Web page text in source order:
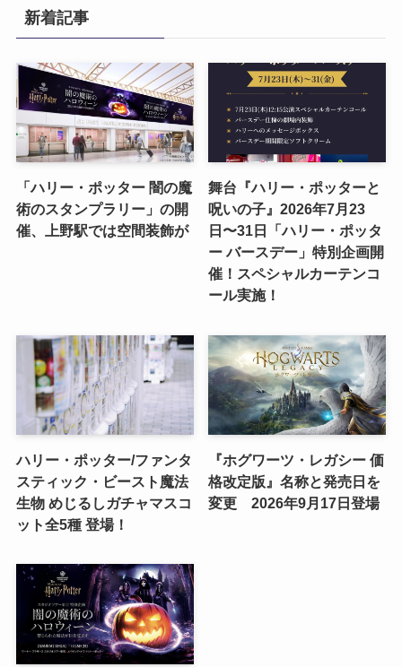
新着記事
「ハリー・ポッター 闇の魔
術のスタンプラリー」の開
催、上野駅では空間装飾が
舞台『ハリー・ポッターと
呪いの子』2026年7月23
日〜31日「ハリー・ポッタ
ー バースデー」特別企画開
催！スペシャルカーテンコ
ール実施！
ハリー・ポッター/ファンタ
スティック・ビースト魔法
生物 めじるしガチャマスコ
ット全5種 登場！
『ホグワーツ・レガシー 価
格改定版』名称と発売日を
変更 2026年9月17日登場